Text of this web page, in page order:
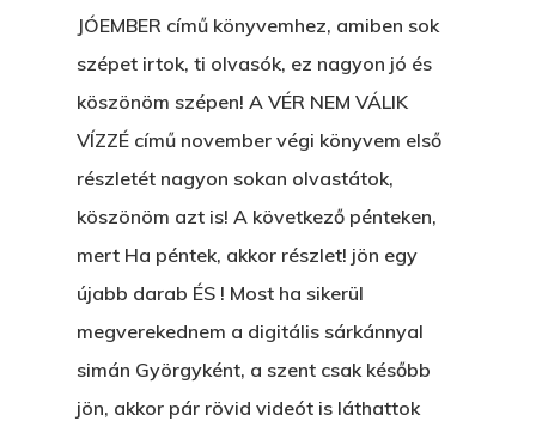
JÓEMBER című könyvemhez, amiben sok
szépet irtok, ti olvasók, ez nagyon jó és
köszönöm szépen! A VÉR NEM VÁLIK
VÍZZÉ című november végi könyvem első
részletét nagyon sokan olvastátok,
köszönöm azt is! A következő pénteken,
mert Ha péntek, akkor részlet! jön egy
újabb darab ÉS ! Most ha sikerül
megverekednem a digitális sárkánnyal
simán Györgyként, a szent csak később
jön, akkor pár rövid videót is láthattok